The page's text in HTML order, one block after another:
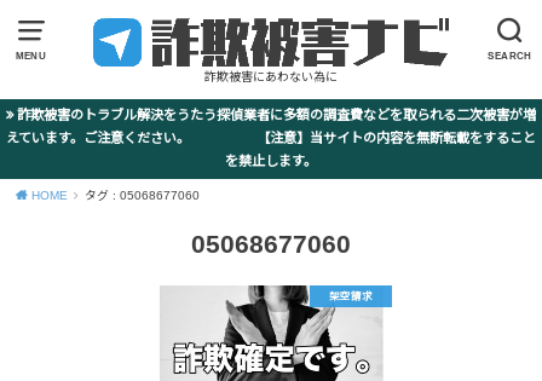
MENU SEARCH
詐欺被害にあわない為に
詐欺被害のトラブル解決をうたう探偵業者に多額の調査費などを取られる二次被害が増
えています。ご注意ください。 【注意】当サイトの内容を無断転載をすること
を禁止します。
HOME タグ : 05068677060
05068677060
架空請求